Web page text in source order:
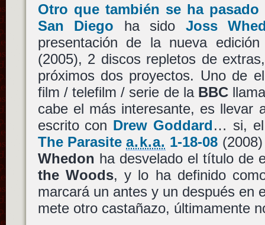
Otro que también se ha
San Diego ha sido Joss
presentación de la nueva
(2005), 2 discos repletos de
próximos dos proyectos. Uno de
film / telefilm / serie de la BBC
cabe el más interesante, es llevar
escrito con Drew Goddard… si,
The Parasitea.k.a. 1-18-08
Whedon ha desvelado el título de
the Woods, y lo ha definido
marcará un antes y un después en
mete otro castañazo, últimamente